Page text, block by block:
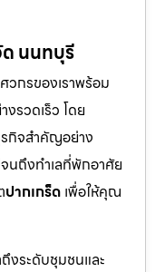
นนทบุรี
วกรของเราพร้อม
รวดเร็ว โดย
กิจสำคัญอย่าง
นถึงทำเลที่พักอาศัย
ปากเกร็ด เพื่อให้คุณ
งระดับชุมชนและ